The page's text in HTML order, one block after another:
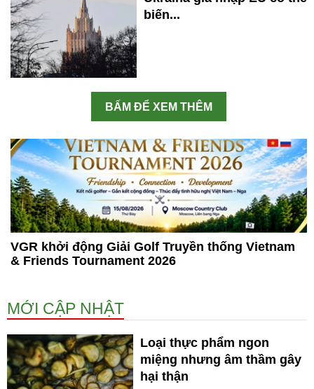
biến...
BẤM ĐỂ XEM THÊM
VGR khởi động Giải Golf Truyền thống Vietnam
& Friends Tournament 2026
MỚI CẬP NHẬT
Loại thực phẩm ngon
miệng nhưng âm thầm gây
hại thận